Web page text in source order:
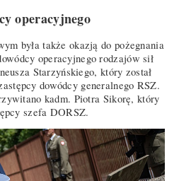
operacyjnego
była także okazją do pożegnania
operacyjnego rodzajów sił
Starzyńskiego, który został
dowódcy generalnego RSZ.
kadm. Piotra Sikorę, który
szefa DORSZ.